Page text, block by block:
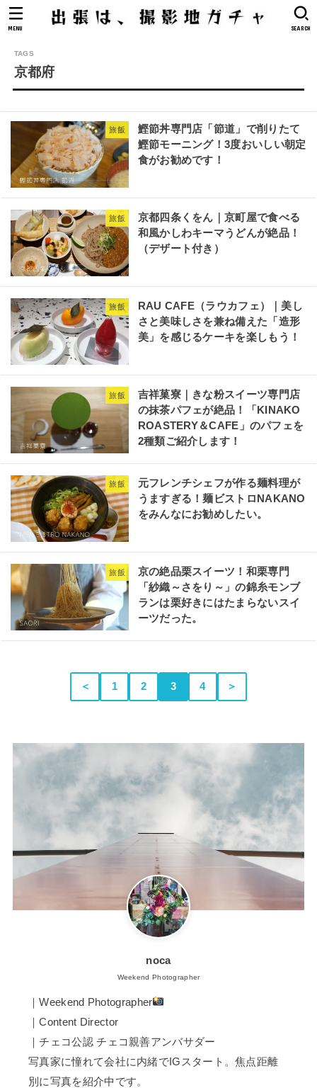
SEARCH
MENU
京都府
旅飯
鰹節丼専門店「節道」で削りたて
鰹節モーニング！3度おいしい朝定
食がお勧めです！
旅飯
京都四条くをん｜京町屋で食べる
和風かしわキーマうどんが絶品！
（デザート付き）
旅飯
RAU CAFE（ラウカフェ）｜美し
さと美味しさを兼ね備えた「造形
美」を感じるケーキを楽しもう！
旅飯
吉祥菓寮｜きな粉スイーツ専門店
の抹茶パフェが絶品！「KINAKO
ROASTERY＆CAFE」のパフェを
2種類ご紹介します！
旅飯
元フレンチシェフが作る麺料理が
うますぎる！麺ビストロNAKANO
をみんなにお勧めしたい。
旅飯
京の絶品栗スイーツ！和栗専門
「紗織～さをり～」の錦糸モンブ
ランは栗好きにはたまらないスイ
ーツだった。
＜ 1 2 3 4 ＞
noca
Weekend Photographer
｜Weekend Photographer
｜Content Director
｜チェコ公認 チェコ親善アンバサダー
写真家に憧れて会社に内緒でIGスタート。焦点距離
別に写真を紹介中です。